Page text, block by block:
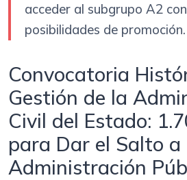
acceder al subgrupo A2
posibilidades de promoción.
Convocatoria
Gestión de la
Civil del Estado:
para Dar el Salto a
Administración